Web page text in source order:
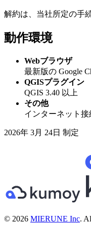
解約は、当社所定の手
動作環境
Webブラウザ
最新版の Google
QGISプラグイン
QGIS 3.40 以上
その他
インターネット接
2026年 3月 24日 制定
© 2026 MIERUNE Inc.